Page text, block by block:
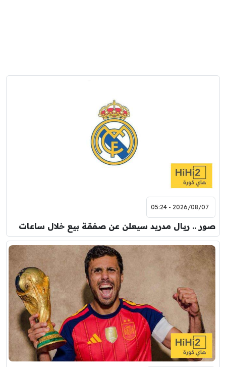
2026/08/07 - 05:24
صور .. ريال مدريد سيعلن عن صفقة بيع خلال ساعات